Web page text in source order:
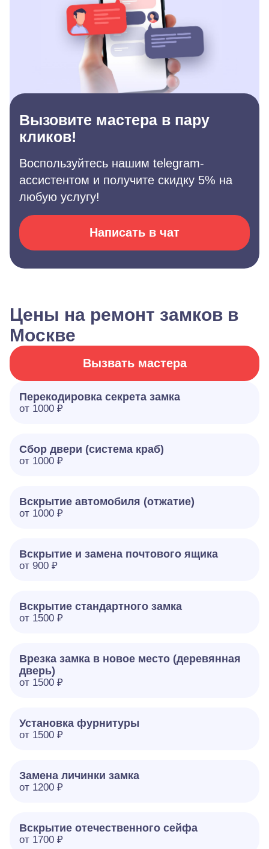
Вызовите мастера в пару
кликов!
Воспользуйтесь нашим telegram-
ассистентом и получите скидку 5% на
любую услугу!
Написать в чат
Цены на ремонт замков в
Москве
Вызвать мастера
Перекодировка секрета замка
от 1000 ₽
Сбор двери (система краб)
от 1000 ₽
Вскрытие автомобиля (отжатие)
от 1000 ₽
Вскрытие и замена почтового ящика
от 900 ₽
Вскрытие стандартного замка
от 1500 ₽
Врезка замка в новое место (деревянная
дверь)
от 1500 ₽
Установка фурнитуры
от 1500 ₽
Замена личинки замка
от 1200 ₽
Вскрытие отечественного сейфа
от 1700 ₽